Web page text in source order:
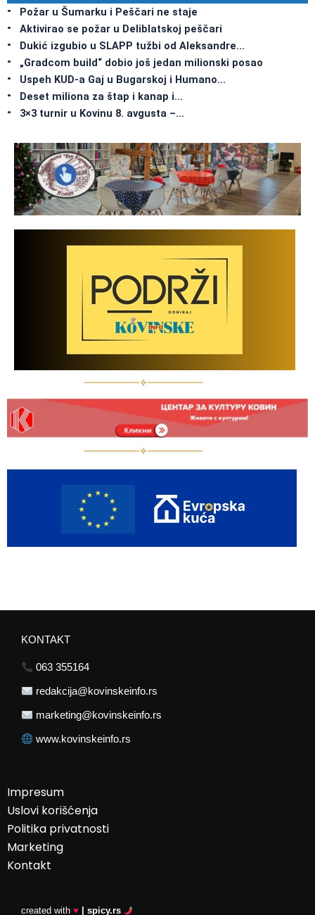
Požar u Šumarku i Peščari ne staje
Aktivirao se požar u Deliblatskoj peščari
Dukić izgubio u SLAPP tužbi od Aleksandre…
„Gradcom build“ dobio još jedan milionski posao
Uspeh KUD-a Gaj u Bugarskoj i Humano…
Deset miliona za štap i kanap i…
3×3 turnir u Kovinu 8. avgusta –…
KONTAKT
063 355164
redakcija@kovinskeinfo.rs
marketing@kovinskeinfo.rs
www.kovinskeinfo.rs
Impresum
Uslovi korišćenja
Politika privatnosti
Marketing
Kontakt
created with ♥ | spicy.rs